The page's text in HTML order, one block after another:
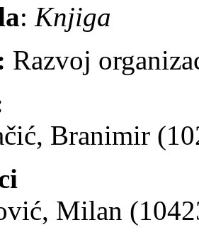
: Knjiga
Razvoj
Branimir
Milan